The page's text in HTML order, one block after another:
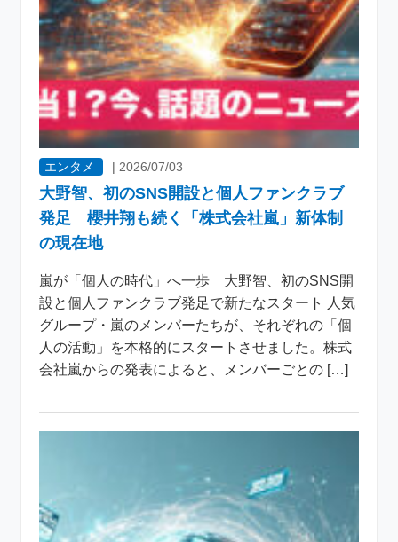
エンタメ | 2026/07/03
大野智、初のSNS開設と個人ファンクラブ
発足 櫻井翔も続く「株式会社嵐」新体制
の現在地
嵐が「個人の時代」へ一歩 大野智、初のSNS開
設と個人ファンクラブ発足で新たなスタート 人気
グループ・嵐のメンバーたちが、それぞれの「個
人の活動」を本格的にスタートさせました。株式
会社嵐からの発表によると、メンバーごとの […]